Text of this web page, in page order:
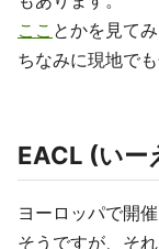
ここ とかを見て
ちなみに現地で
EACL (いー
ヨーロッパで開
そうですが、そ